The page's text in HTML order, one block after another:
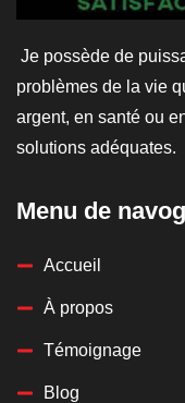
Je possède de
problèmes de la vie
argent, en santé ou
solutions adéquates.
Menu de
Accueil
À propos
Témoignage
Blog